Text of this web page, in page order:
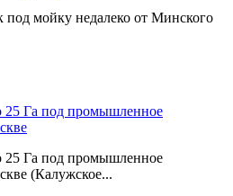
под мойку недалеко от Минского
25 Га под промышленное
25 Га под промышленное
(Калужское...